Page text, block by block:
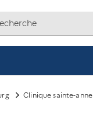
Clinique sainte-anne